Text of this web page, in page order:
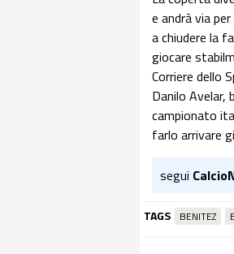
e andrà via
a chiudere la
giocare
Corriere dello
Danilo Avelar,
campionato
farlo arrivare
segui
TAGS BENITEZ